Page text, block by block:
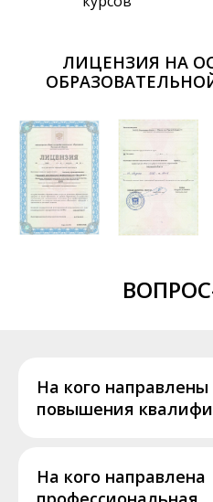
ЛИЦЕНЗИЯ НА
На кого направлены
повышения
На кого направлена